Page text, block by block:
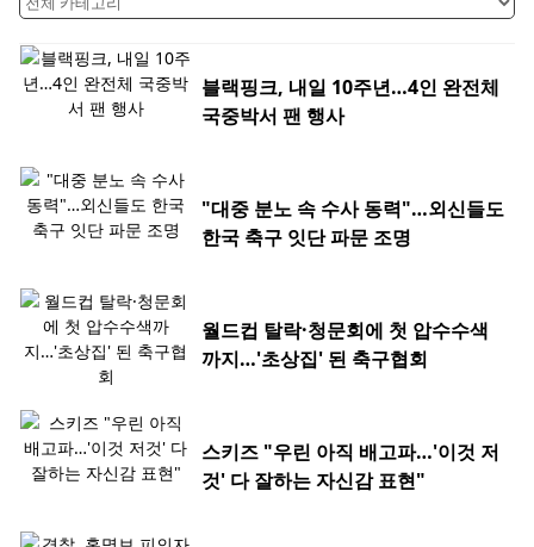
블랙핑크, 내일 10주년…4인 완전체
국중박서 팬 행사
"대중 분노 속 수사 동력"…외신들도
한국 축구 잇단 파문 조명
월드컵 탈락·청문회에 첫 압수수색
까지…'초상집' 된 축구협회
스키즈 "우린 아직 배고파…'이것 저
것' 다 잘하는 자신감 표현"